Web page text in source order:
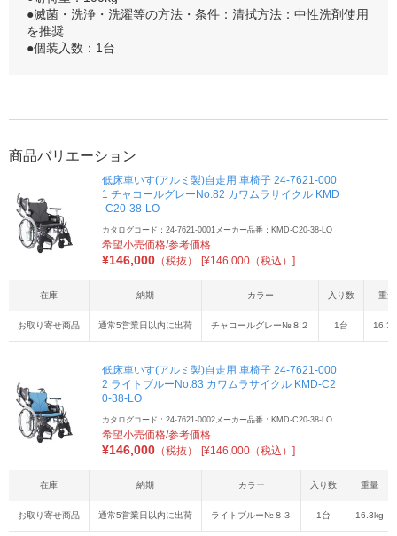
●滅菌・洗浄・洗濯等の方法・条件：清拭方法：中性洗剤使用
を推奨
●個装入数：1台
商品バリエーション
低床車いす(アルミ製)自走用 車椅子 24-7621-000
1 チャコールグレーNo.82 カワムラサイクル KMD
-C20-38-LO
カタログコード：24-7621-0001メーカー品番：KMD-C20-38-LO
希望小売価格/参考価格
¥146,000 （税抜） [¥146,000（税込）]
在庫 納期 カラー 入り数 重量
お取り寄せ商品 通常5営業日以内に出荷 チャコールグレー№８２ 1台
低床車いす(アルミ製)自走用 車椅子 24-7621-000
2 ライトブルーNo.83 カワムラサイクル KMD-C2
0-38-LO
カタログコード：24-7621-0002メーカー品番：KMD-C20-38-LO
希望小売価格/参考価格
¥146,000 （税抜） [¥146,000（税込）]
在庫 納期 カラー 入り数 重量
お取り寄せ商品 通常5営業日以内に出荷 ライトブルー№８３ 1台 16.3kg